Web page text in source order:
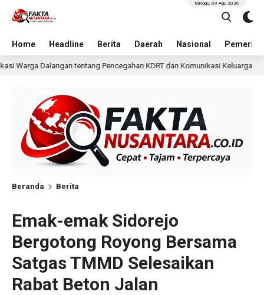
Home Headline Berita Daerah Nasional
Minggu, 09 Agu 2026
KDRT dan Komunikasi Keluarga 1 hari lalu KKN Undip
Beranda Berita
Emak-emak Sidorejo
Bergotong Royong Bersama
Satgas TMMD Selesaikan
Rabat Beton Jalan